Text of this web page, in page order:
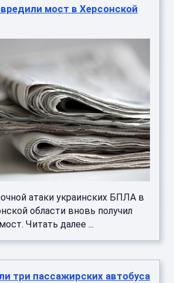
мост в Херсонской
атаки украинских БПЛА в
области вновь получил
Читать далее ...
три пассажирских автобуса